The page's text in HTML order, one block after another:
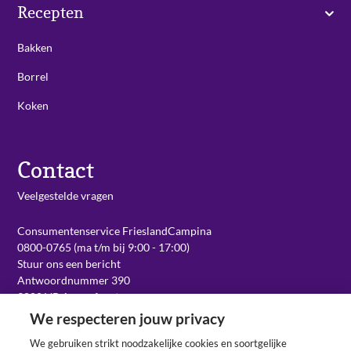
Recepten
Bakken
Borrel
Koken
Contact
Veelgestelde vragen
Consumentenservice FrieslandCampina
0800-0765 (ma t/m bij 9:00 - 17:00)
Stuur ons een bericht
Antwoordnummer 390
3800 VB Amersfoort
We respecteren jouw privacy
We gebruiken strikt noodzakelijke cookies en soortgelijke